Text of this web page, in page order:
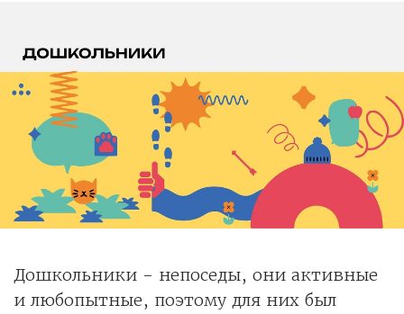
Дошкольники - непоседы, они активные
и любопытные, поэтому для них был